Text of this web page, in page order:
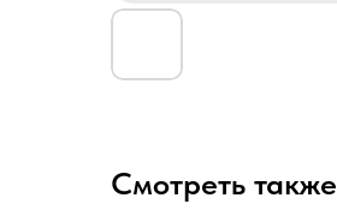
Смотреть также